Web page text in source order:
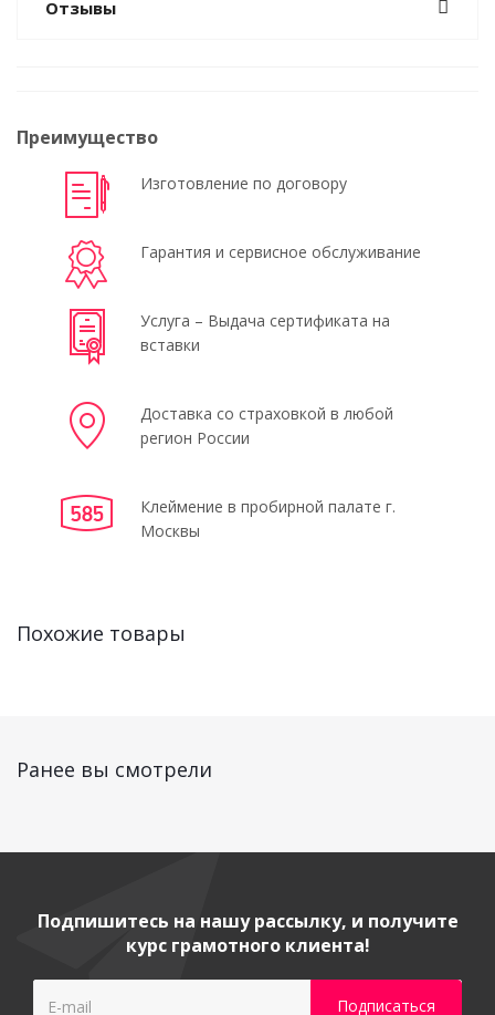
Отзывы
Преимущество
Изготовление по договору
Гарантия и сервисное обслуживание
Услуга – Выдача сертификата на
вставки
Доставка со страховкой в любой
регион России
Клеймение в пробирной палате г.
Москвы
Похожие товары
Ранее вы смотрели
Подпишитесь на нашу рассылку, и получите
курс грамотного клиента!